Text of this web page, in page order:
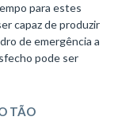
para estes
capaz de produzir
de emergência a
pode ser
TÃO